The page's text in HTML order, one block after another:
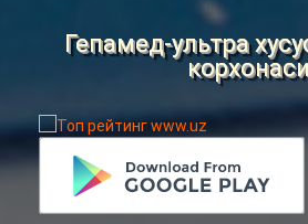
ХОМИЛА ЖИНСИНИ
НОСТАНДАРТ
Гепамед-ультра